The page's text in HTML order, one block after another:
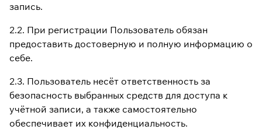
запись.
2.2. При регистрации Пользователь обязан
предоставить достоверную и полную информацию о
себе.
2.3. Пользователь несёт ответственность за
безопасность выбранных средств для доступа к
учётной записи, а также самостоятельно
обеспечивает их конфиденциальность.